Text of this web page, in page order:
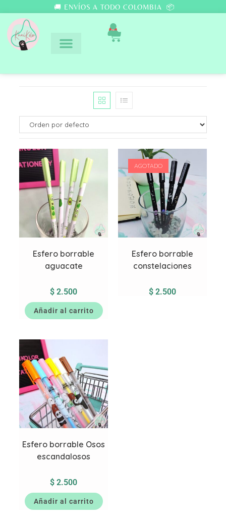
🚚 ENVÍOS A TODO COLOMBIA 📦
0
Esfero borrable
aguacate
$ 2.500
Añadir al carrito
AGOTADO
Esfero borrable
constelaciones
$ 2.500
Esfero borrable Osos
escandalosos
$ 2.500
Añadir al carrito